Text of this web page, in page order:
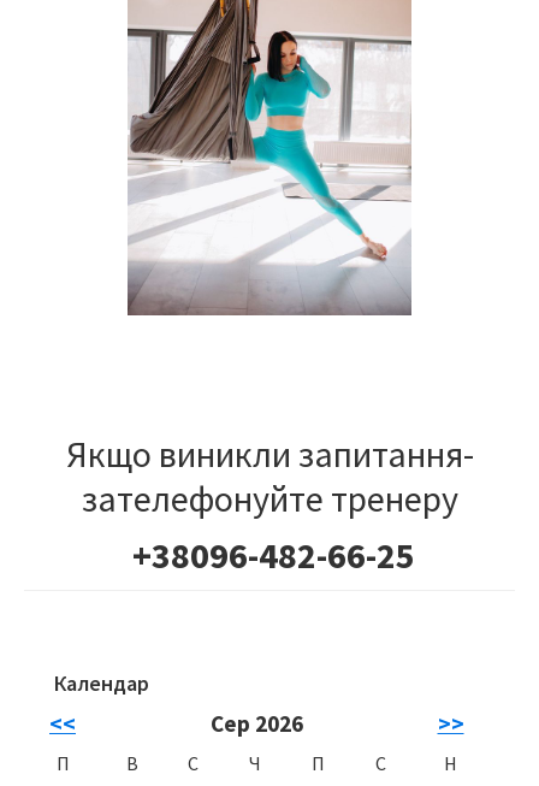
Якщо виникли запитання-
зателефонуйте тренеру
+38096-482-66-25
Primary
Sidebar
Календар
<< Сер 2026 >>
П В С Ч П С Н